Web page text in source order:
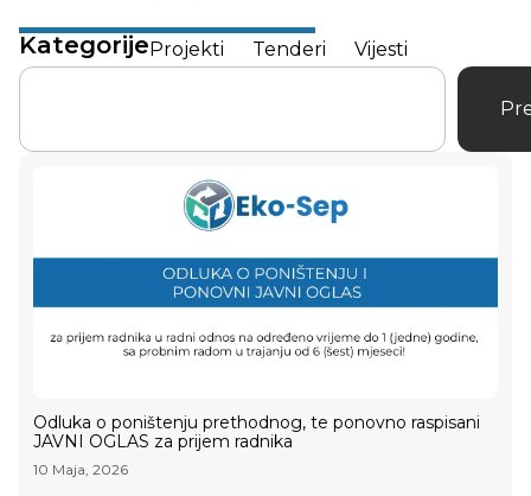
KategorijeProjekti Tenderi Vijesti
Odluka o poništenju prethodnog, te ponovno raspisani
JAVNI OGLAS za prijem radnika
10 Maja, 2026